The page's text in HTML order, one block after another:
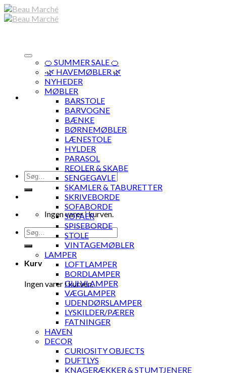
Skip
to
Søg
efter:
Ingen varer i kurven.
Søg
efter:
Kurv
Ingen varer i kurven.
🍊 SUMMER SALE 🍊
·🌿 HAVEMØBLER 🌿
NYHEDER
MØBLER
BARSTOLE
BARVOGNE
BÆNKE
BØRNEMØBLER
LÆNESTOLE
HYLDER
PARASOL
REOLER & SKABE
SENGEGAVLE
SKAMLER & TABURETTER
SKRIVEBORDE
SOFABORDE
SOFAER
SPISEBORDE
STOLE
VINTAGEMØBLER
LAMPER
LOFTLAMPER
BORDLAMPER
GULVLAMPER
VÆGLAMPER
UDENDØRSLAMPER
LYSKILDER/PÆRER
FATNINGER
HAVEN
DECOR
CURIOSITY OBJECTS
DUFTLYS
KNAGERÆKKER & STUMTJENERE